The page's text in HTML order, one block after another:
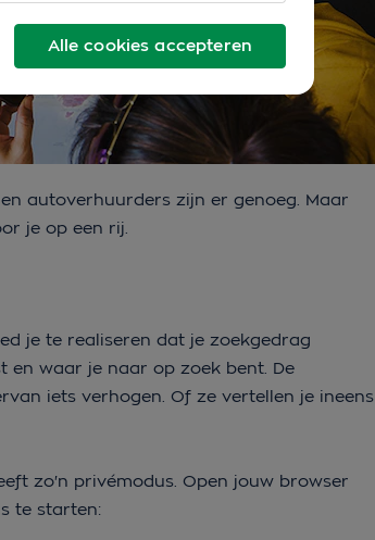
autoverhuurders zijn er genoeg. Maar
je op een rij.
je te realiseren dat je zoekgedrag
en waar je naar op zoek bent. De
iets verhogen. Of ze vertellen je ineens
zo'n privémodus. Open jouw browser
te starten:
Alle cookies accepteren